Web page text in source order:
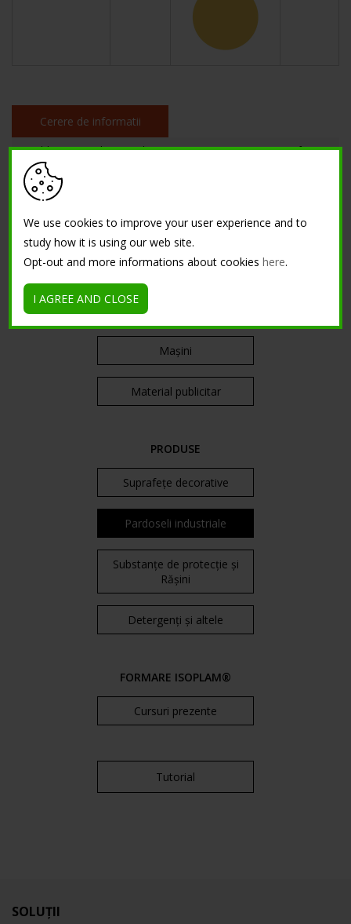
Stampi in gomma
Unelte
Mașini
Material publicitar
PRODUSE
Suprafețe decorative
Pardoseli industriale
Substanțe de protecție și
Rășini
Detergenți și altele
FORMARE ISOPLAM®
Cursuri prezente
Tutorial
Cerere de informatii
« Sabbia Nazionale Macrodur Barrotti in ferro »
SOLUȚII
We use cookies to improve your user experience and to
study how it is using our web site.
Opt-out and more informations about cookieshere.
I AGREE AND CLOSE